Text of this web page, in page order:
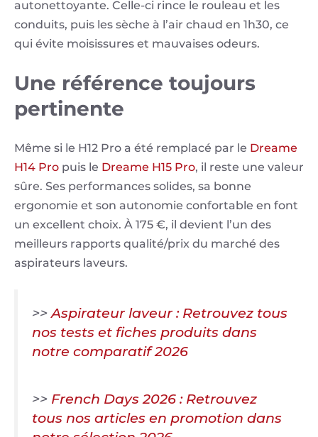
autonettoyante. Celle-ci rince le rouleau et les
conduits, puis les sèche à l’air chaud en 1h30, ce
qui évite moisissures et mauvaises odeurs.
Une référence toujours
pertinente
Même si le H12 Pro a été remplacé par le Dreame
H14 Pro puis le Dreame H15 Pro, il reste une valeur
sûre. Ses performances solides, sa bonne
ergonomie et son autonomie confortable en font
un excellent choix. À 175 €, il devient l’un des
meilleurs rapports qualité/prix du marché des
aspirateurs laveurs.
>> Aspirateur laveur : Retrouvez tous
nos tests et fiches produits dans
notre comparatif 2026
>> French Days 2026 : Retrouvez
tous nos articles en promotion dans